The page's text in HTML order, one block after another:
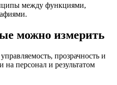
между функциями,
можно измерить
прозрачность и
на персонал и результатом